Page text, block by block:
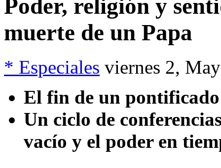
Poder, religión y
muerte de un Papa
* Especiales viernes 2,
El fin de un pontificado
Un ciclo de
vacío y el poder en